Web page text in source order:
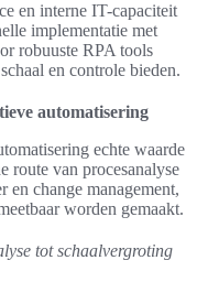
en interne IT-capaciteit
implementatie met
robuuste RPA tools
en controle bieden.
automatisering
echte waarde
route van procesanalyse
en change management,
worden gemaakt.
tot schaalvergroting